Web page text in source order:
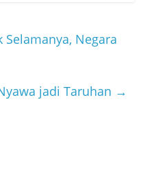
Selamanya, Negara
jadi Taruhan →